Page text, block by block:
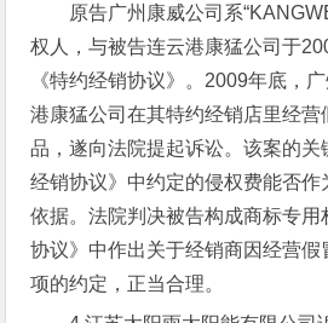
原告广州康威公司系
权人，与被告连云港康猛公司于
《特约经销协议》。2009年底，
港康猛公司在其特约经销店里经营
品，遂向法院提起诉讼。该案的关
经销协议》中约定的侵权费能否作
依据。法院判决被告构成商标专用
协议》中作出关于经销商因经营假
项的约定，正当合理。